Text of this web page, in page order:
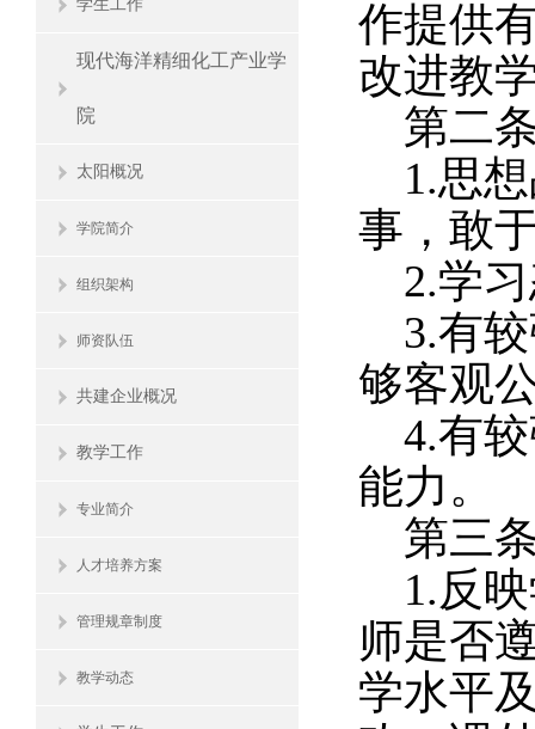
学生工作
现代海洋精细化工产业学
院
太阳概况
学院简介
组织架构
师资队伍
共建企业概况
教学工作
专业简介
人才培养方案
管理规章制度
教学动态
作提供
改进教
第二
1.思
事，敢
2.学
3.有
够客观
4.有
能力。
第三
1.反
师是否
学水平